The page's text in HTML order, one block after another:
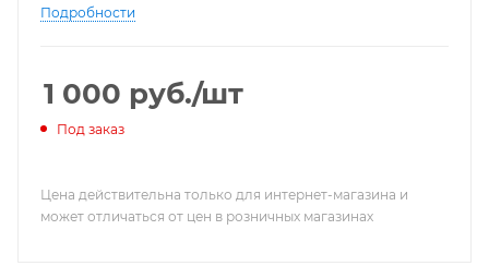
Подробности
1 000 руб./шт
Под заказ
Цена действительна только для интернет-магазина и
может отличаться от цен в розничных магазинах